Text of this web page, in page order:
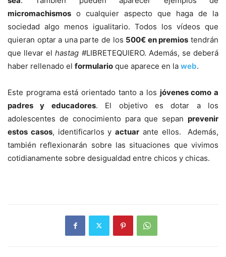
micromachismos o cualquier aspecto que haga de la
sociedad algo menos igualitario. Todos los vídeos que
quieran optar a una parte de los 500€ en premios tendrán
que llevar elhastag #LIBRETEQUIERO. Además, se deberá
haber rellenado el formulario que aparece en la web.
Este programa está orientado tanto a los jóvenes como a
padres y educadores. El objetivo es dotar a los
adolescentes de conocimiento para que sepan prevenir
estos casos, identificarlos y actuar ante ellos. Además,
también reflexionarán sobre las situaciones que vivimos
cotidianamente sobre desigualdad entre chicos y chicas.